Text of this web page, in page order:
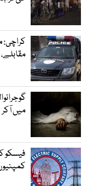
مقابلے،
میں آکر 19 سالہ لڑکی جاں بحق